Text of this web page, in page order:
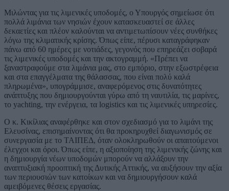
Μιλώντας για τις λιμενικές υποδομές, ο Υπουργός σημείωσε ότι
πολλά λιμάνια των νησιών έχουν κατασκευαστεί σε άλλες
δεκαετίες και πλέον καλούνται να αντιμετωπίσουν νέες συνθήκες
λόγω της κλιματικής κρίσης. Όπως είπε, πέρυσι καταγράφηκαν
πάνω από 60 ημέρες με νοτιάδες, γεγονός που επηρεάζει σοβαρά
τις λιμενικές υποδομές και την ακτογραμμή. «Πρέπει να
ξαναστραφούμε στα λιμάνια μας, στο εμπόριο, στην εξωστρέφεια
και στα επαγγέλματα της θάλασσας, που είναι πολύ καλά
πληρωμένα», υπογράμμισε, αναφερόμενος στις δυνατότητες
ανάπτυξης που δημιουργούνται γύρω από τη ναυτιλία, τις μαρίνες,
το yachting, την ενέργεια, τα logistics και τις λιμενικές υπηρεσίες.
Ο κ. Κικίλιας αναφέρθηκε και στον σχεδιασμό για το λιμάνι της
Ελευσίνας, επισημαίνοντας ότι θα προκηρυχθεί διαγωνισμός σε
συνεργασία με το ΤΑΙΠΕΔ, όταν ολοκληρωθούν οι απαιτούμενοι
έλεγχοι και όροι. Όπως είπε, η αξιοποίηση της λιμενικής ζώνης και
η δημιουργία νέων υποδομών μπορούν να αλλάξουν την
αναπτυξιακή προοπτική της Δυτικής Αττικής, να αυξήσουν την αξία
των περιουσιών των κατοίκων και να δημιουργήσουν καλά
αμειβόμενες θέσεις εργασίας.